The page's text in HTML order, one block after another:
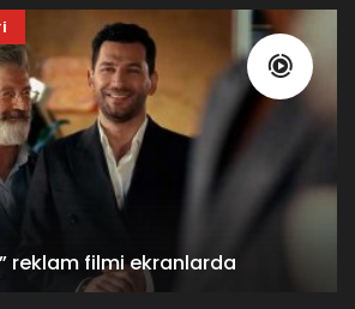
reklam filmi ekranlarda